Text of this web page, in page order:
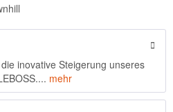
inovative Steigerung unseres
mehr